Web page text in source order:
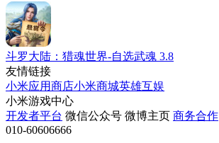
斗罗大陆：猎魂世界-自选武魂 3.8
友情链接
小米应用商店小米商城英雄互娱
小米游戏中心
开发者平台 微信公众号 微博主页 商务合作
010-60606666